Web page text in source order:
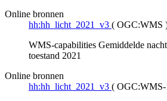
Online bronnen
hh:hh_licht_2021_v3 ( OGC:WMS
WMS-capabilities Gemiddelde
toestand 2021
Online bronnen
hh:hh_licht_2021_v3 ( OGC:WMS-